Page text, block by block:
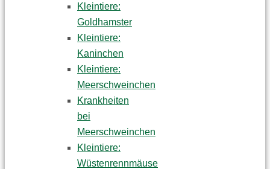
Kleintiere:
Goldhamster
Kleintiere:
Kaninchen
Kleintiere:
Meerschweinchen
Krankheiten
bei
Meerschweinchen
Kleintiere:
Wüstenrennmäuse